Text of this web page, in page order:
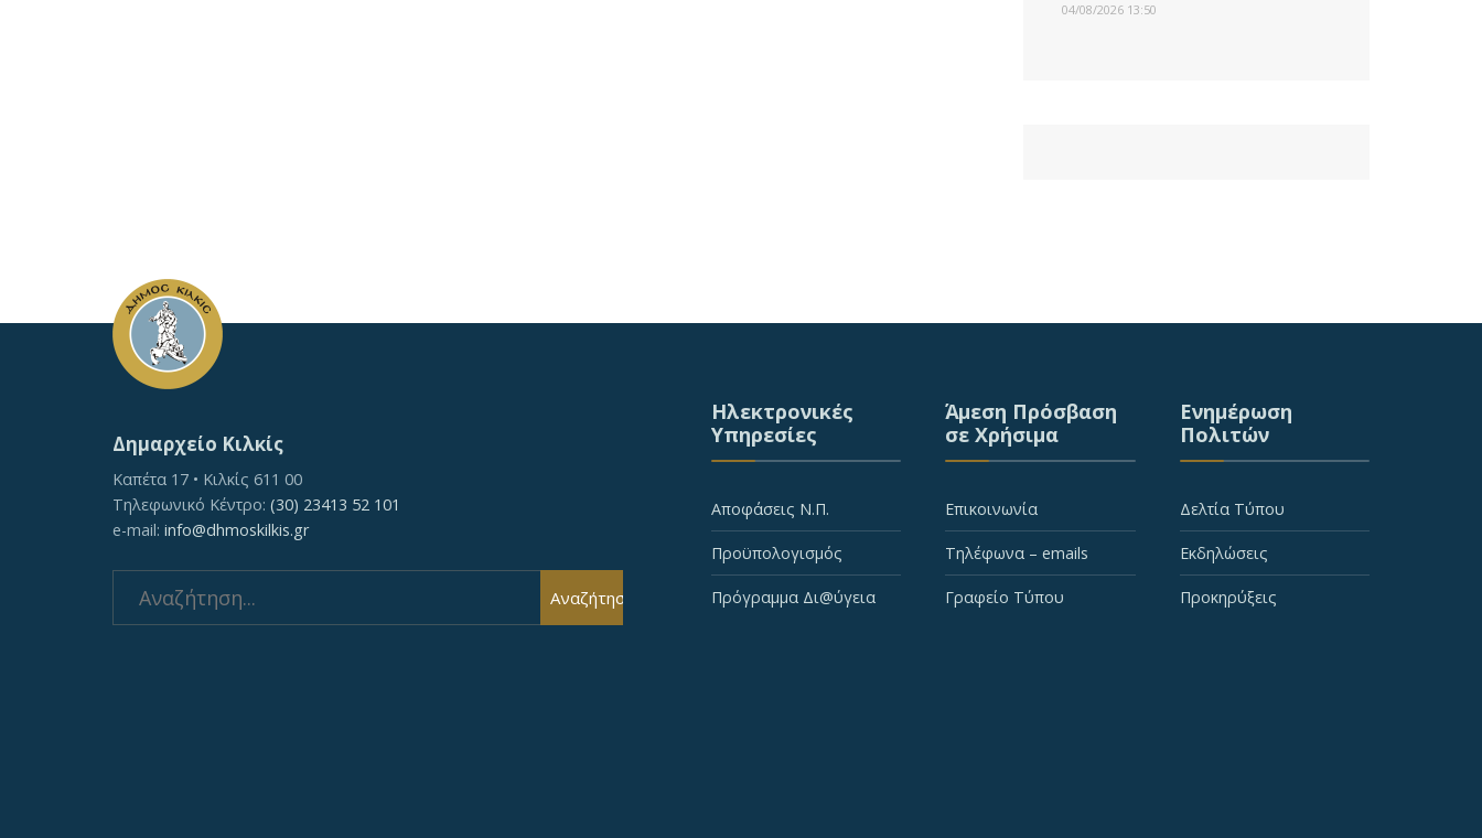
04/08/2026 13:50
Δημαρχείο Κιλκίς
Καπέτα 17 • Κιλκίς 611 00
Τηλεφωνικό Κέντρο: (30) 23413 52 101
e-mail: info@dhmoskilkis.gr
Αναζήτηση
Ηλεκτρονικές
Υπηρεσίες
Αποφάσεις Ν.Π.
Προϋπολογισμός
Πρόγραμμα Δι@ύγεια
Άμεση Πρόσβαση
σε Χρήσιμα
Επικοινωνία
Τηλέφωνα – emails
Γραφείο Τύπου
Ενημέρωση
Πολιτών
Δελτία Τύπου
Εκδηλώσεις
Προκηρύξεις